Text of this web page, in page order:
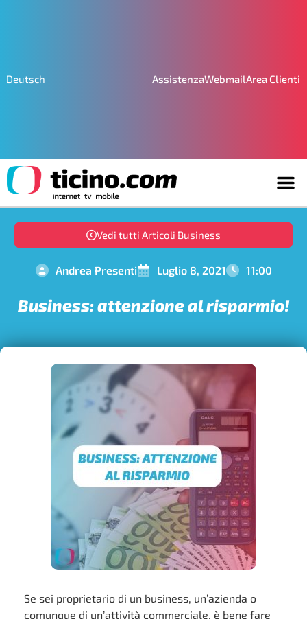
Deutsch AssistenzaWebmailArea Clienti
Vedi tutti Articoli Business
Andrea Presenti Luglio 8, 2021 11:00
Business: attenzione al risparmio!
Se sei proprietario di un business, un’azienda o
comunque di un’attività commerciale, è bene fare